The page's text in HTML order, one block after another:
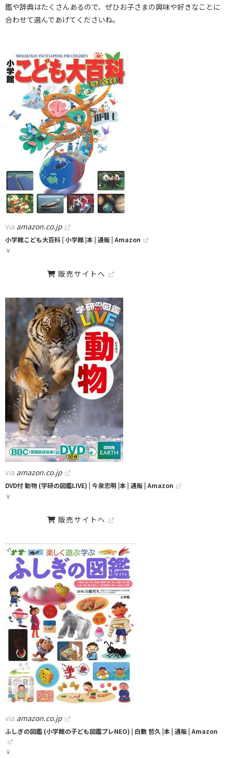
鑑や辞典はたくさんあるので、ぜひお子さまの興味や好きなことに
合わせて選んであげてくださいね。
via amazon.co.jp
小学館こども大百科 | 小学館 |本 | 通販 | Amazon
￥
販売サイトへ
via amazon.co.jp
DVD付 動物 (学研の図鑑LIVE) | 今泉忠明 |本 | 通販 | Amazon
￥
販売サイトへ
via amazon.co.jp
ふしぎの図鑑 (小学館の子ども図鑑プレNEO) | 白數 哲久 |本 | 通販 | Amazon
￥